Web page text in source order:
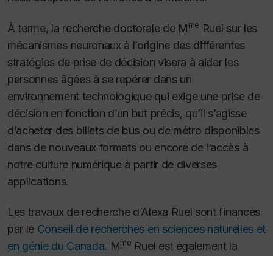
À terme, la recherche doctorale de Mme Ruel sur les
mécanismes neuronaux à l’origine des différentes
stratégies de prise de décision visera à aider les
personnes âgées à se repérer dans un
environnement technologique qui exige une prise de
décision en fonction d’un but précis, qu’il s’agisse
d’acheter des billets de bus ou de métro disponibles
dans de nouveaux formats ou encore de l’accès à
notre culture numérique à partir de diverses
applications.
Les travaux de recherche d’Alexa Ruel sont financés
par le Conseil de recherches en sciences naturelles et
en génie du Canada. Mme Ruel est également la